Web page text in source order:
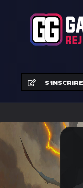
S'INSCRIRE
ACCUEIL
ÉQUIPES
TOURNOIS